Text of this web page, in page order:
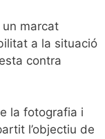
marcat
a la situació
contra
la fotografia i
l’objectiu de